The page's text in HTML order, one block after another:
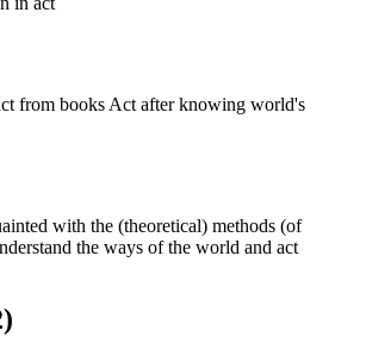
from books Act after knowing world's
with the (theoretical) methods (of
the ways of the world and act